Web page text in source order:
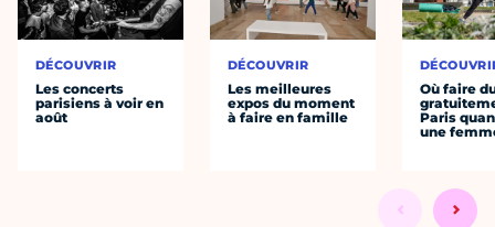
DÉCOUVRIR
Les concerts
parisiens à voir en
août
DÉCOUVRIR
Les meilleures
expos du moment
à faire en famille
Où faire
Paris
une